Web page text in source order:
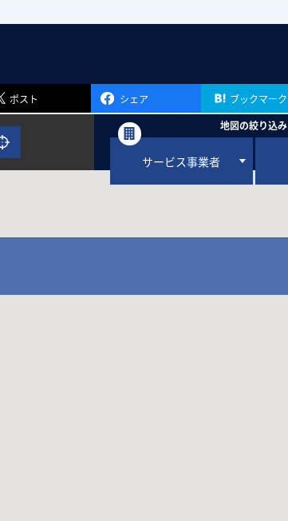
ポスト シェア ブックマーク
地図の絞り込み
サービス事業者